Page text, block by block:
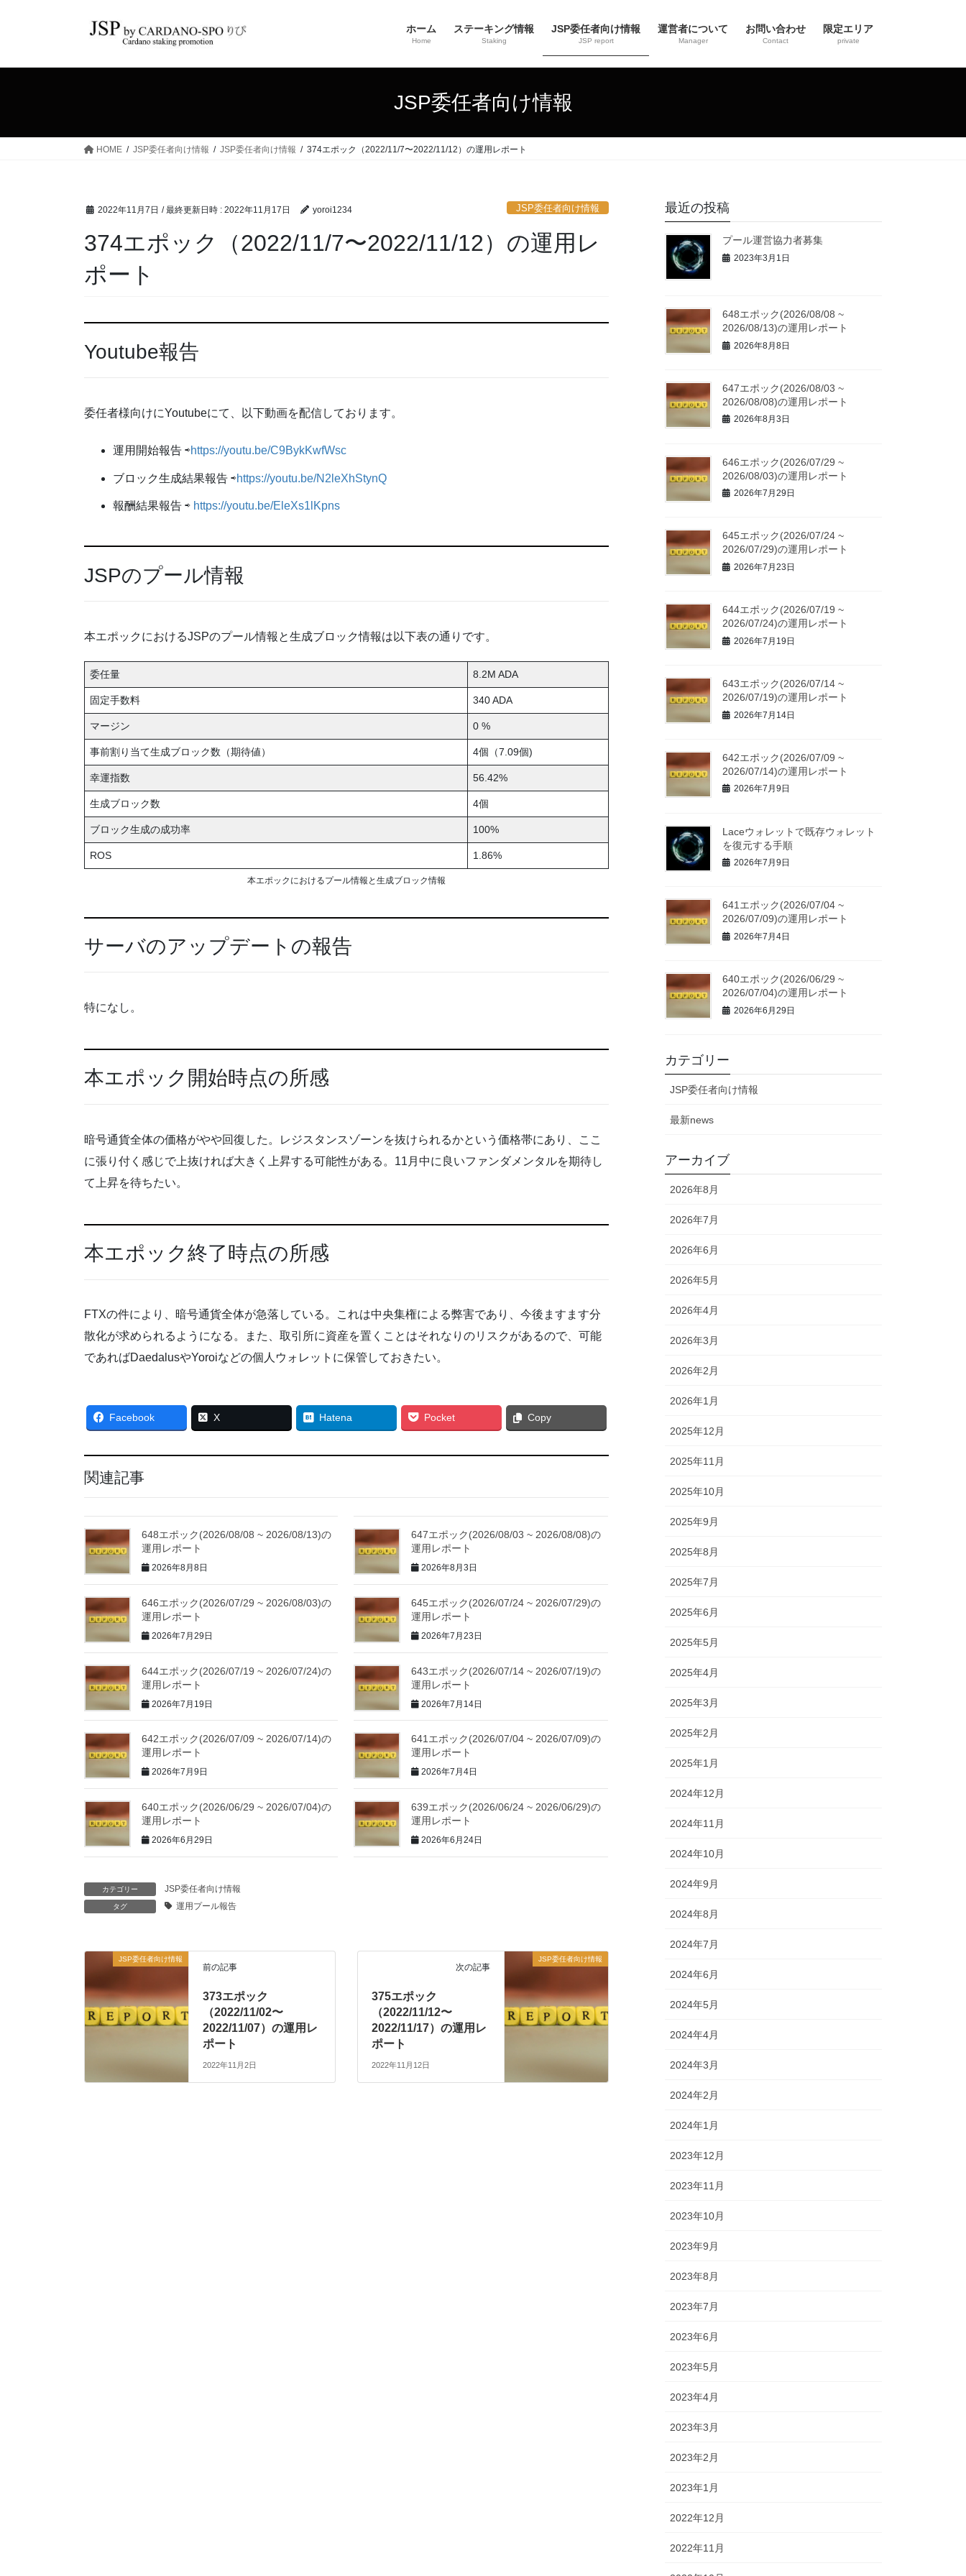
ホーム
Home
ステーキング情報
Staking
JSP委任者向け情報
JSP report
運営者について
Manager
お問い合わせ
Contact
限定エリア
private
JSP委任者向け情報
HOME JSP委任者向け情報 JSP委任者向け情報 374エポック（2022/11/7〜2022/11/12）の運用レポート
2022年11月7日 / 最終更新日時 : 2022年11月17日 yoroi1234 JSP委任者向け情報
374エポック（2022/11/7〜2022/11/12）の運用レ
ポート
Youtube報告
委任者様向けにYoutubeにて、以下動画を配信しております。
運用開始報告 ⇨https://youtu.be/C9BykKwfWsc
ブロック生成結果報告 ⇨https://youtu.be/N2leXhStynQ
報酬結果報告 ⇨ https://youtu.be/EleXs1lKpns
JSPのプール情報
本エポックにおけるJSPのプール情報と生成ブロック情報は以下表の通りです。
委任量 8.2M ADA
固定手数料 340 ADA
マージン 0 %
事前割り当て生成ブロック数（期待値） 4個（7.09個)
幸運指数 56.42%
生成ブロック数 4個
ブロック生成の成功率 100%
ROS 1.86%
本エポックにおけるプール情報と生成ブロック情報
サーバのアップデートの報告
特になし。
本エポック開始時点の所感
暗号通貨全体の価格がやや回復した。レジスタンスゾーンを抜けられるかという価格帯にあり、ここ
に張り付く感じで上抜ければ大きく上昇する可能性がある。11月中に良いファンダメンタルを期待し
て上昇を待ちたい。
本エポック終了時点の所感
FTXの件により、暗号通貨全体が急落している。これは中央集権による弊害であり、今後ますます分
散化が求められるようになる。また、取引所に資産を置くことはそれなりのリスクがあるので、可能
であればDaedalusやYoroiなどの個人ウォレットに保管しておきたい。
Facebook X Hatena Pocket Copy
関連記事
648エポック(2026/08/08 ~ 2026/08/13)の
運用レポート
2026年8月8日
647エポック(2026/08/03 ~ 2026/08/08)の
運用レポート
2026年8月3日
646エポック(2026/07/29 ~ 2026/08/03)の
運用レポート
2026年7月29日
645エポック(2026/07/24 ~ 2026/07/29)の
運用レポート
2026年7月23日
644エポック(2026/07/19 ~ 2026/07/24)の
運用レポート
2026年7月19日
643エポック(2026/07/14 ~ 2026/07/19)の
運用レポート
2026年7月14日
642エポック(2026/07/09 ~ 2026/07/14)の
運用レポート
2026年7月9日
641エポック(2026/07/04 ~ 2026/07/09)の
運用レポート
2026年7月4日
640エポック(2026/06/29 ~ 2026/07/04)の
運用レポート
2026年6月29日
639エポック(2026/06/24 ~ 2026/06/29)の
運用レポート
2026年6月24日
カテゴリー JSP委任者向け情報
タグ 運用プール報告
JSP委任者向け情報
前の記事
373エポック
（2022/11/02〜
2022/11/07）の運用レ
ポート
2022年11月2日
JSP委任者向け情報
次の記事
375エポック
（2022/11/12〜
2022/11/17）の運用レ
ポート
2022年11月12日
最近の投稿
プール運営協力者募集
2023年3月1日
648エポック(2026/08/08 ~
2026/08/13)の運用レポート
2026年8月8日
647エポック(2026/08/03 ~
2026/08/08)の運用レポート
2026年8月3日
646エポック(2026/07/29 ~
2026/08/03)の運用レポート
2026年7月29日
645エポック(2026/07/24 ~
2026/07/29)の運用レポート
2026年7月23日
644エポック(2026/07/19 ~
2026/07/24)の運用レポート
2026年7月19日
643エポック(2026/07/14 ~
2026/07/19)の運用レポート
2026年7月14日
642エポック(2026/07/09 ~
2026/07/14)の運用レポート
2026年7月9日
Laceウォレットで既存ウォレット
を復元する手順
2026年7月9日
641エポック(2026/07/04 ~
2026/07/09)の運用レポート
2026年7月4日
640エポック(2026/06/29 ~
2026/07/04)の運用レポート
2026年6月29日
カテゴリー
JSP委任者向け情報
最新news
アーカイブ
2026年8月
2026年7月
2026年6月
2026年5月
2026年4月
2026年3月
2026年2月
2026年1月
2025年12月
2025年11月
2025年10月
2025年9月
2025年8月
2025年7月
2025年6月
2025年5月
2025年4月
2025年3月
2025年2月
2025年1月
2024年12月
2024年11月
2024年10月
2024年9月
2024年8月
2024年7月
2024年6月
2024年5月
2024年4月
2024年3月
2024年2月
2024年1月
2023年12月
2023年11月
2023年10月
2023年9月
2023年8月
2023年7月
2023年6月
2023年5月
2023年4月
2023年3月
2023年2月
2023年1月
2022年12月
2022年11月